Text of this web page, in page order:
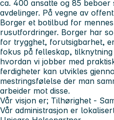
ca. 400 ansatte og 85
avdelinger. På vegne av
Borger et botilbud for
rusutfordringer. Borger har
for trygghet, forutsigbarhet,
fokus på felleskap,
hvordan vi jobber med
ferdigheter kan utvikles
mestringsfølelse der man
arbeider mot disse.
Vår visjon er; Tilhørighet -
Vår administrasjon er